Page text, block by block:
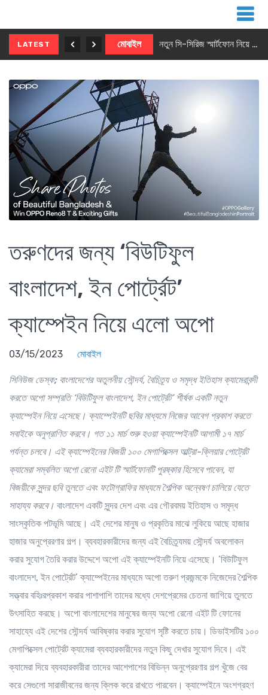
LATEST মোবাইল নতুন সি-সিরিজ স্মার্টফোন নিয়ে আসছে রিয়েলমি
তরুণদের জন্য ‘বিউটিফুল
বাংলাদেশ, ইন পোর্ট্রেট’
ক্যাম্পেইন নিয়ে এলো অপো
03/15/2023 মোবাইল
সিনিউজ ডেস্ক;বাংলাদেশের অতুলনীয় সৌন্দর্য, বৈচিত্র্য ও সমৃদ্ধ ইতিহাস ক্যামেরাবন্দী
করতে অপো সম্প্রতি ‘বিউটিফুল বাংলাদেশ, ইন পোর্ট্রেট’ শীর্ষক একটি নতুন
ক্যাম্পেইন নিয়ে এসেছে। ক্যাম্পেইনটি ছবির মাধ্যমে নিজের আবেগ প্রকাশ করতে
সবাইকে অনুপ্রাণিত করবে। গত ১১ মার্চ শুরু হওয়া ক্যাম্পেইনটি আগামী ১৭ মার্চ
পর্যন্ত চলবে। এই ক্যাম্পেইনের বিজয়ী ১০০ মেগাপিক্সেল আল্ট্রা-ক্লিয়ার পোর্ট্রেট
ক্যামেরা সম্বলিত অপো রেনো এইট টি স্মার্টফোনটি পুরষ্কার হিসেবে পাবেন, যা
বিজয়ীকে সুন্দর ছবি তুলতে এবং ফটোগ্রাফির মাধ্যমে শৈল্পিক অন্বেষণ চালিয়ে যেতে
সাহায্য করবে। বাংলাদেশ একটি সুন্দর দেশ এবং এর গৌরবময় ইতিহাস ও সমৃদ্ধ
সাংস্কৃতিক পটভূমি আছে। এই দেশের মানুষ ও প্রকৃতির মাঝে লুকিয়ে আছে হাজার
হাজার অনুপ্রেরণার গল্প। ব্যবহারকারীদের জন্য এই বৈচিত্র্যময় সৌন্দর্য অবলোকন
করার সুযোগ তৈরি করার উদ্দেশে অপো এই ক্যাম্পেইনটি নিয়ে এসেছে। ‘বিউটিফুল
বাংলাদেশ, ইন পোর্ট্রেট’ ক্যাম্পেইনের মাধ্যমে অপো তরুণ প্রজন্মকে নিজেদের শৈল্পিক
সত্ত্বার বহিঃরপ্রকাশ করার পাশাপাশি তাদের মধ্যে দেশপ্রেমের চেতনা জাগিয়ে তুলতে
উৎসাহিত করছে। অপো বাংলাদেশের মানুষের জন্য অপো রেনো এইট টি ফোনের
সাহায্যে এই দেশের সৌন্দর্য আবিষ্কার করার সুযোগ সৃষ্টি করতে চায়। ডিভাইসটির ১০০
মেগাপিক্সেল পোর্ট্রেট ক্যামেরা ব্যবহারকারীদের নতুন কিছু দেখার সুযোগ দিবে। এই
ক্যামেরা দিয়ে ব্যবহারকারীরা তাদের আশেপাশের বিভিন্ন অনুপ্রেরণার গল্প খুঁজে বের
করে সেগুলো সারাজীবনের জন্য ক্লিক করে রাখতে পারবেন। ক্যাম্পেইনে অংশগ্রহণ